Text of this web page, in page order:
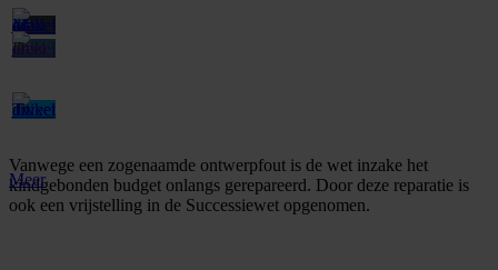
Vanwege een zogenaamde ontwerpfout is de wet inzake het
kindgebonden budget onlangs gerepareerd. Door deze reparatie is
ook een vrijstelling in de Successiewet opgenomen.
Meer